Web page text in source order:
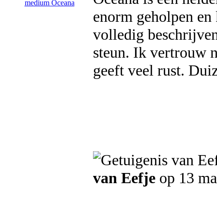
enorm geholpen
volledig
steun. Ik vertrouw
geeft veel rust.
van Eefje op 13